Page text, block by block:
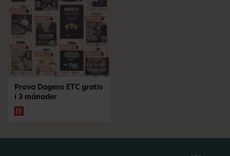
Prova Dagens ETC gratis
i 3 månader